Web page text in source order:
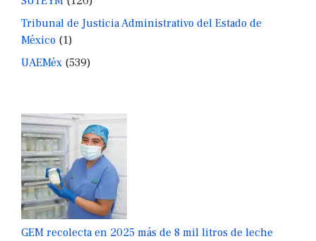
Tribunal de Justicia Administrativo del Estado de
México (1)
UAEMéx (539)
GEM recolecta en 2025 más de 8 mil litros de leche